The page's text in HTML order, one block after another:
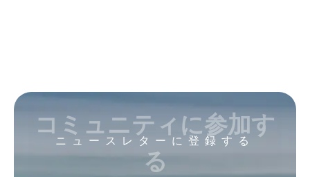
ニュースレターに登録する
コミュニティに参加す
る